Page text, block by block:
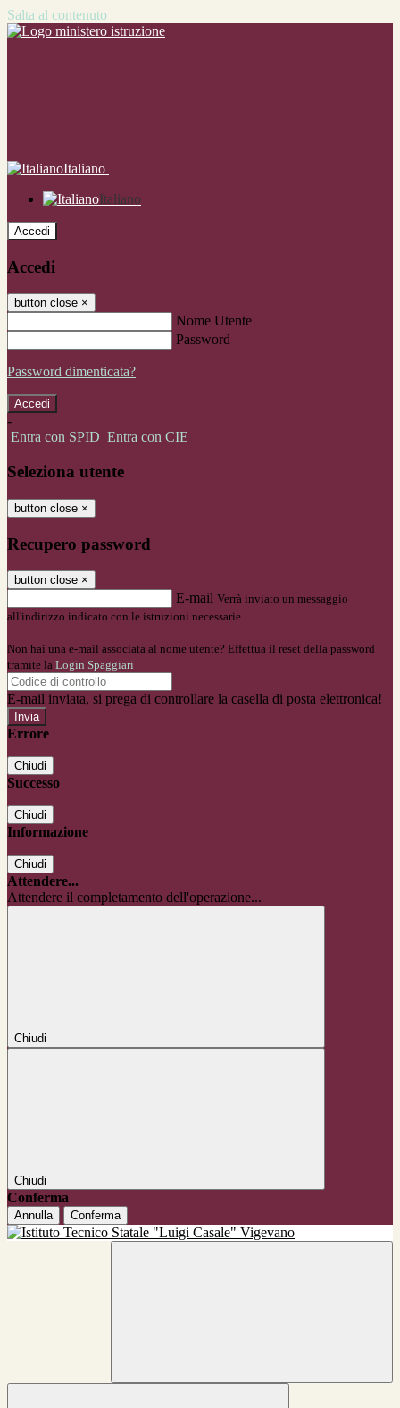
Salta al contenuto
Italiano
Italiano
Accedi
Accedi
button close ×
Nome Utente
Password
Password dimenticata?
-
Entra con SPID Entra con CIE
Seleziona utente
button close ×
Recupero password
button close ×
E-mail Verrà inviato un messaggio
all'indirizzo indicato con le istruzioni necessarie.
Non hai una e-mail associata al nome utente? Effettua il reset della password
tramite la Login Spaggiari
E-mail inviata, si prega di controllare la casella di posta elettronica!
Errore
Chiudi
Successo
Chiudi
Informazione
Chiudi
Attendere...
Attendere il completamento dell'operazione...
Chiudi
Chiudi
Conferma
Annulla Conferma